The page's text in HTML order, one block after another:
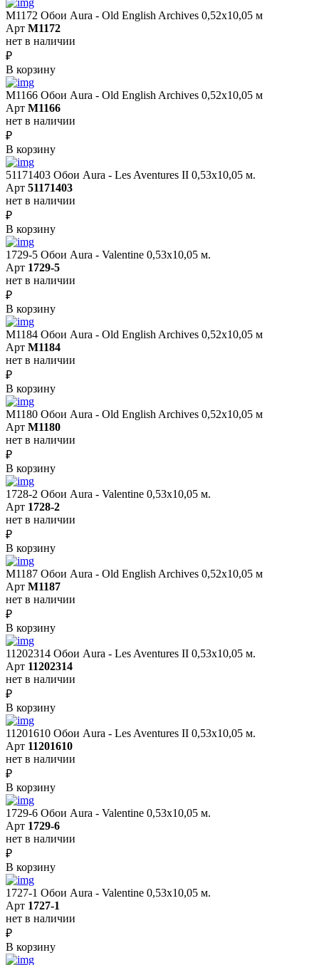
M1172 Обои Aura - Old English Archives 0,52x10,05 м
Арт M1172
нет в наличии
₽
В корзину
M1166 Обои Aura - Old English Archives 0,52x10,05 м
Арт M1166
нет в наличии
₽
В корзину
51171403 Обои Aura - Les Aventures II 0,53х10,05 м.
Арт 51171403
нет в наличии
₽
В корзину
1729-5 Обои Aura - Valentine 0,53х10,05 м.
Арт 1729-5
нет в наличии
₽
В корзину
M1184 Обои Aura - Old English Archives 0,52x10,05 м
Арт M1184
нет в наличии
₽
В корзину
M1180 Обои Aura - Old English Archives 0,52x10,05 м
Арт M1180
нет в наличии
₽
В корзину
1728-2 Обои Aura - Valentine 0,53х10,05 м.
Арт 1728-2
нет в наличии
₽
В корзину
M1187 Обои Aura - Old English Archives 0,52x10,05 м
Арт M1187
нет в наличии
₽
В корзину
11202314 Обои Aura - Les Aventures II 0,53х10,05 м.
Арт 11202314
нет в наличии
₽
В корзину
11201610 Обои Aura - Les Aventures II 0,53х10,05 м.
Арт 11201610
нет в наличии
₽
В корзину
1729-6 Обои Aura - Valentine 0,53х10,05 м.
Арт 1729-6
нет в наличии
₽
В корзину
1727-1 Обои Aura - Valentine 0,53х10,05 м.
Арт 1727-1
нет в наличии
₽
В корзину